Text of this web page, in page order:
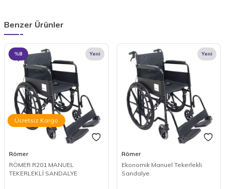
Benzer Ürünler
%8 Yeni
Ücretsiz Kargo
Römer
RÖMER R201 MANUEL
TEKERLEKLİ SANDALYE
Yeni
Römer
Ekonomik Manuel Tekerlekli
Sandalye